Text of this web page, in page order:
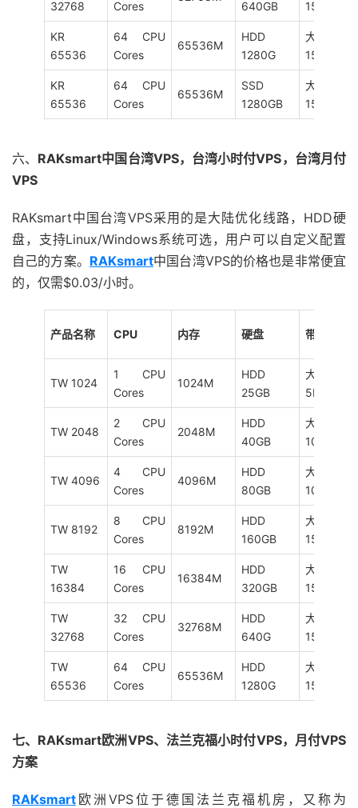
32768 Cores 640GB 15M
KR
65536
64 CPU
Cores
65536M
HDD
1280G
大陆优化
15M
KR
65536
64 CPU
Cores
65536M
SSD
1280GB
大陆优化
15M
六、 RAKsmart中国台湾VPS，台湾小时付VPS，台湾月付
VPS
RAKsmart中国台湾VPS采用的是大陆优化线路，HDD硬
盘，支持Linux/Windows系统可选，用户可以自定义配置
自己的方案。 RAKsmart中国台湾VPS的价格也是非常便宜
的，仅需$0.03/小时。
产品名称 CPU 内存 硬盘 带宽
TW 1024
1 CPU
Cores
1024M
HDD
25GB
大陆优化
5M
TW 2048
2 CPU
Cores
2048M
HDD
40GB
大陆优化
10M
TW 4096
4 CPU
Cores
4096M
HDD
80GB
大陆优化
10M
TW 8192
8 CPU
Cores
8192M
HDD
160GB
大陆优化
15M
TW
16384
16 CPU
Cores
16384M
HDD
320GB
大陆优化
15M
TW
32768
32 CPU
Cores
32768M
HDD
640G
大陆优化
15M
TW
65536
64 CPU
Cores
65536M
HDD
1280G
大陆优化
15M
七、RAKsmart欧洲VPS、法兰克福小时付VPS，月付VPS
方案
RAKsmart 欧洲VPS位于德国法兰克福机房，又称为